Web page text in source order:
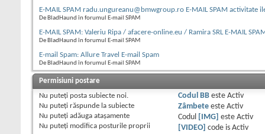
E-MAIL SPAM radu.ungureanu@bmwgroup.ro E-MAIL SPAM activitate
De BladHaund în forumul E-mail SPAM
E-MAIL SPAM: Valeriu Ripa / afacere-online.eu / Ramira SRL E-MAIL
De BladHaund în forumul E-mail SPAM
E-mail Spam: Allure Travel E-mail Spam
De BladHaund în forumul E-mail SPAM
Permisiuni postare
Nu puteţi posta subiecte noi.
Nu puteţi răspunde la subiecte
Nu puteţi adăuga ataşamente
Nu puteţi modifica posturile proprii
Codul BBeste Activ
Zâmbeteeste Activ
Codul
[IMG] este Activ
[VIDEO]
code is Activ